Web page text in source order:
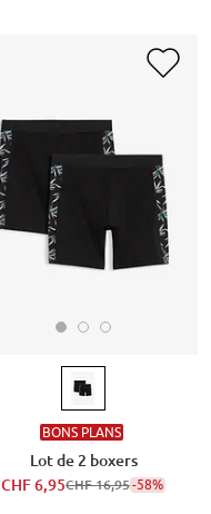
BONS PLANS
Lot de 2 boxers
CHF 6,95CHF 16,95-58%